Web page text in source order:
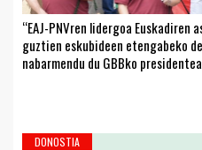
“EAJ-PNVren lidergoa
guztien eskubideen etengabeko
nabarmendu du GBBko
DONOSTIA